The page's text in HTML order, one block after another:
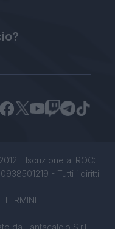
- Iscrizione al ROC:
- Tutti i diritti
TERMINI
da Fantacalcio S.r.l.